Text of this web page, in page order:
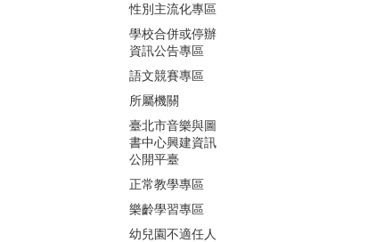
性別主流化專區
學校合併或停辦
資訊公告專區
語文競賽專區
所屬機關
臺北市音樂與圖
書中心興建資訊
公開平臺
正常教學專區
樂齡學習專區
幼兒園不適任人